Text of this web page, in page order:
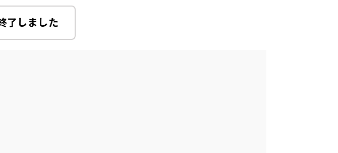
了しました